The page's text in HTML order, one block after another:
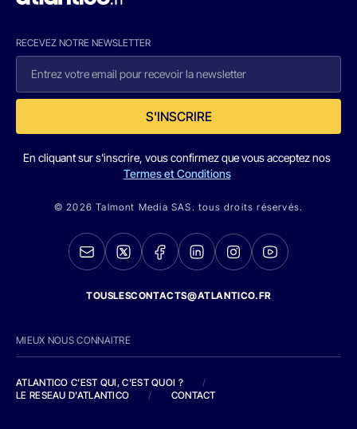
RECEVEZ NOTRE NEWSLETTER
S'INSCRIRE
En cliquant sur s'inscrire, vous confirmez que vous acceptez nos
Termes et Conditions
© 2026 Talmont Media SAS. tous droits réservés.
TOUSLESCONTACTS@ATLANTICO.FR
MIEUX NOUS CONNAITRE
ATLANTICO C'EST QUI, C'EST QUOI ?
/
LE RESEAU D'ATLANTICO
/ CONTACT